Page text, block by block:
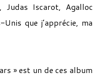
Judas Iscarot,
que j’apprécie,
» est un de ces